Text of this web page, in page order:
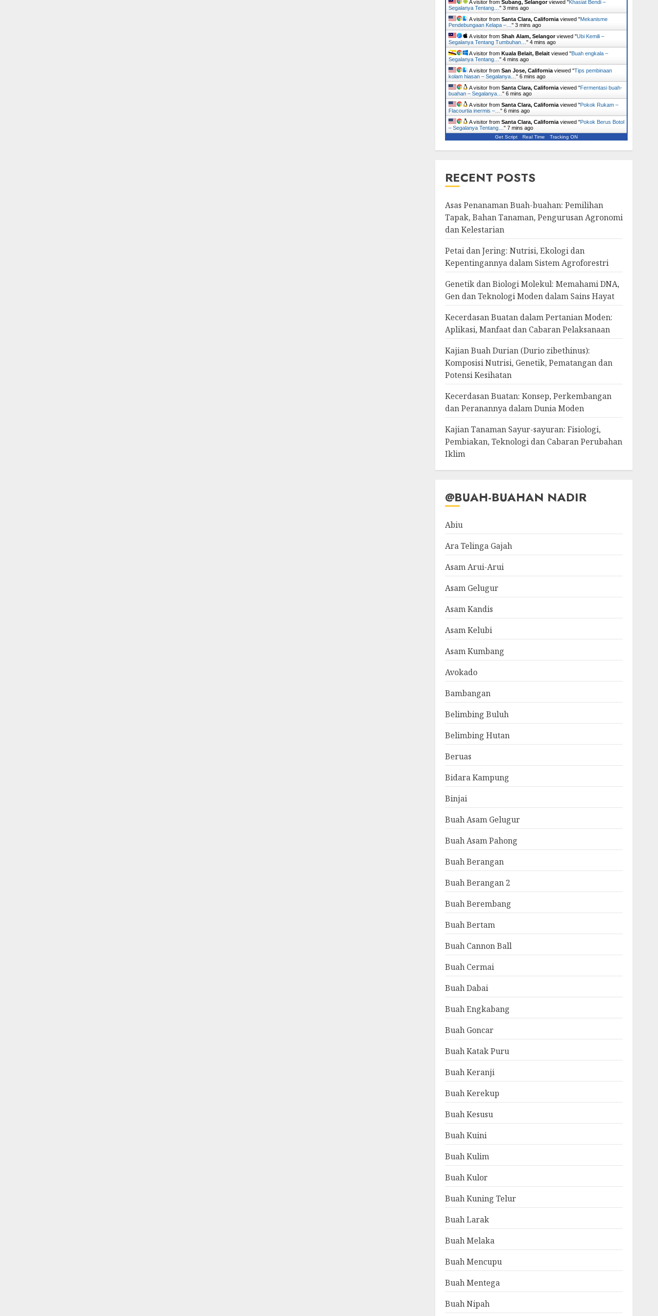
A visitor from Subang, Selangorviewed "Khasiat Bendi –
Segalanya Tentang… " 3 mins ago
A visitor from Santa Clara, Californiaviewed "Mekanisme
Pendebungaan Kelapa –… " 3 mins ago
A visitor from Shah Alam, Selangorviewed "Ubi Kemili –
Segalanya Tentang Tumbuhan… " 4 mins ago
A visitor from Kuala Belait, Belaitviewed "Buah engkala –
Segalanya Tentang… " 4 mins ago
A visitor from San Jose, Californiaviewed "Tips pembinaan
kolam hiasan – Segalanya… " 6 mins ago
A visitor from Santa Clara, Californiaviewed "Fermentasi buah-
buahan – Segalanya… " 6 mins ago
A visitor from Santa Clara, Californiaviewed "Pokok Rukam –
Flacourtia inermis –… " 6 mins ago
A visitor from Santa Clara, Californiaviewed "Pokok Berus Botol
– Segalanya Tentang… " 7 mins ago
Get Script Real Time Tracking ON
RECENT POSTS
Asas Penanaman Buah-buahan: Pemilihan
Tapak, Bahan Tanaman, Pengurusan Agronomi
dan Kelestarian
Petai dan Jering: Nutrisi, Ekologi dan
Kepentingannya dalam Sistem Agroforestri
Genetik dan Biologi Molekul: Memahami DNA,
Gen dan Teknologi Moden dalam Sains Hayat
Kecerdasan Buatan dalam Pertanian Moden:
Aplikasi, Manfaat dan Cabaran Pelaksanaan
Kajian Buah Durian (Durio zibethinus):
Komposisi Nutrisi, Genetik, Pematangan dan
Potensi Kesihatan
Kecerdasan Buatan: Konsep, Perkembangan
dan Peranannya dalam Dunia Moden
Kajian Tanaman Sayur-sayuran: Fisiologi,
Pembiakan, Teknologi dan Cabaran Perubahan
Iklim
@BUAH-BUAHAN NADIR
Abiu
Ara Telinga Gajah
Asam Arui-Arui
Asam Gelugur
Asam Kandis
Asam Kelubi
Asam Kumbang
Avokado
Bambangan
Belimbing Buluh
Belimbing Hutan
Beruas
Bidara Kampung
Binjai
Buah Asam Gelugur
Buah Asam Pahong
Buah Berangan
Buah Berangan 2
Buah Berembang
Buah Bertam
Buah Cannon Ball
Buah Cermai
Buah Dabai
Buah Engkabang
Buah Goncar
Buah Katak Puru
Buah Keranji
Buah Kerekup
Buah Kesusu
Buah Kuini
Buah Kulim
Buah Kulor
Buah Kuning Telur
Buah Larak
Buah Melaka
Buah Mencupu
Buah Mentega
Buah Nipah